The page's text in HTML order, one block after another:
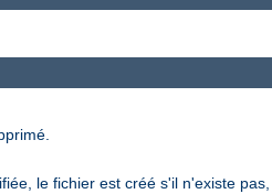
le fichier est créé s'il n'existe